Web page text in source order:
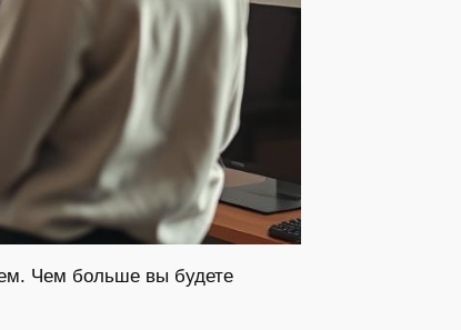
Чем больше вы будете